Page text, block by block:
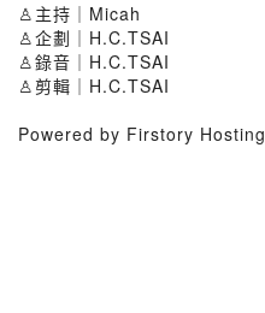
♙主持｜Micah
♙企劃｜H.C.TSAI
♙錄音｜H.C.TSAI
♙剪輯｜H.C.TSAI
Powered by Firstory Hosting